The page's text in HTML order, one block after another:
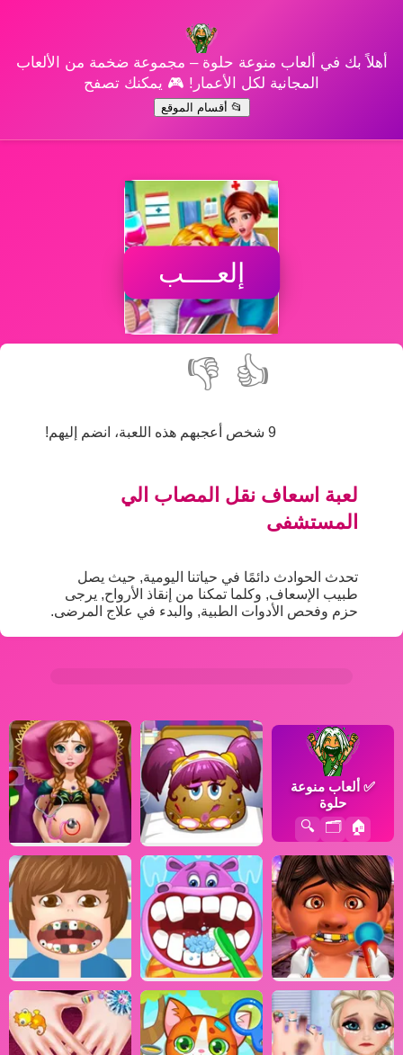
أهلاً بك في ألعاب منوعة حلوة – مجموعة ضخمة من الألعاب
المجانية لكل الأعمار! 🎮 يمكنك تصفح
📂 أقسام الموقع
إلعــــب
👍
👎
9 شخص أعجبهم هذه اللعبة، انضم إليهم!
لعبة اسعاف نقل المصاب الي
المستشفى
تحدث الحوادث دائمًا في حياتنا اليومية, حيث يصل
طبيب الإسعاف, وكلما تمكنا من إنقاذ الأرواح, يرجى
حزم وفحص الأدوات الطبية, والبدء في علاج المرضى.
✅ ألعاب منوعة
حلوة
🏠
🗂️
🔍